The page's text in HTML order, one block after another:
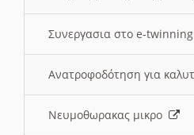
Συνεργασια στο e-
Ανατροφοδότηση για
Νευμοθωρακας μικρο